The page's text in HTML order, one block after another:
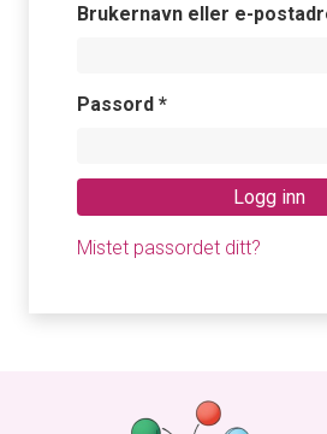
Brukernavn eller e-
Passord *Påkrevd
Logg inn
Mistet passordet ditt?